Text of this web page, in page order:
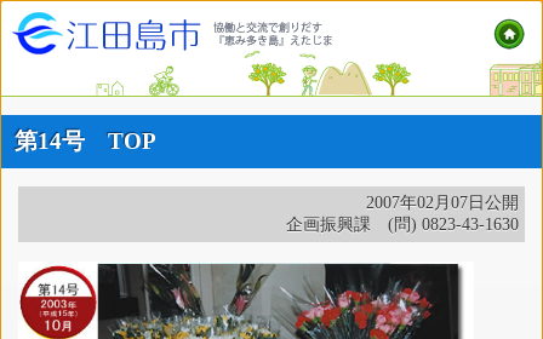
第14号 TOP
2007年02月07日公開
企画振興課 (問) 0823-43-1630